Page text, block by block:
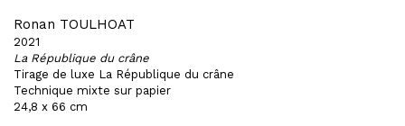
Ronan TOULHOAT
2021
La République du crâne
Tirage de luxe La République du crâne
Technique mixte sur papier
24,8 x 66 cm